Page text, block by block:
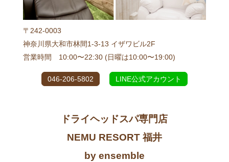
〒242-0003
神奈川県大和市林間1-3-13 イザワビル2F
営業時間 10:00〜22:30 (日曜は10:00〜19:00)
046-206-5802 LINE公式アカウント
ドライヘッドスパ専門店
NEMU RESORT 福井
by ensemble